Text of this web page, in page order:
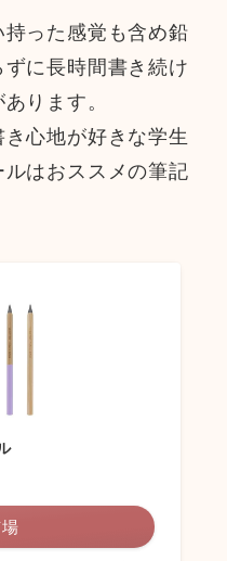
った感覚も含め鉛
に長時間書き続け
ります。
心地が好きな学生
はおススメの筆記